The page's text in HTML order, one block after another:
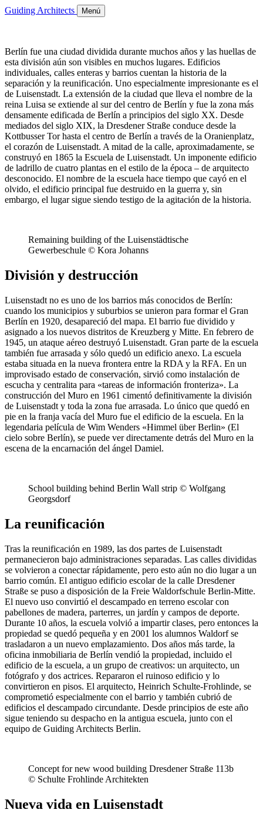
Guiding Architects Menú
Berlín fue una ciudad dividida durante muchos años y las huellas de
esta división aún son visibles en muchos lugares. Edificios
individuales, calles enteras y barrios cuentan la historia de la
separación y la reunificación. Uno especialmente impresionante es el
de Luisenstadt. La extensión de la ciudad que lleva el nombre de la
reina Luisa se extiende al sur del centro de Berlín y fue la zona más
densamente edificada de Berlín a principios del siglo XX. Desde
mediados del siglo XIX, la Dresdener Straße conduce desde la
Kottbusser Tor hasta el centro de Berlín a través de la Oranienplatz,
el corazón de Luisenstadt. A mitad de la calle, aproximadamente, se
construyó en 1865 la Escuela de Luisenstadt. Un imponente edificio
de ladrillo de cuatro plantas en el estilo de la época – de arquitecto
desconocido. El nombre de la escuela hace tiempo que cayó en el
olvido, el edificio principal fue destruido en la guerra y, sin
embargo, el lugar sigue siendo testigo de la agitación de la historia.
Remaining building of the Luisenstädtische
Gewerbeschule © Kora Johanns
División y destrucción
Luisenstadt no es uno de los barrios más conocidos de Berlín:
cuando los municipios y suburbios se unieron para formar el Gran
Berlín en 1920, desapareció del mapa. El barrio fue dividido y
asignado a los nuevos distritos de Kreuzberg y Mitte. En febrero de
1945, un ataque aéreo destruyó Luisenstadt. Gran parte de la escuela
también fue arrasada y sólo quedó un edificio anexo. La escuela
estaba situada en la nueva frontera entre la RDA y la RFA. En un
improvisado estado de conservación, sirvió como instalación de
escucha y centralita para «tareas de información fronteriza». La
construcción del Muro en 1961 cimentó definitivamente la división
de Luisenstadt y toda la zona fue arrasada. Lo único que quedó en
pie en la franja vacía del Muro fue el edificio de la escuela. En la
legendaria película de Wim Wenders «Himmel über Berlin» (El
cielo sobre Berlín), se puede ver directamente detrás del Muro en la
escena de la encarnación del ángel Damiel.
School building behind Berlin Wall strip © Wolfgang
Georgsdorf
La reunificación
Tras la reunificación en 1989, las dos partes de Luisenstadt
permanecieron bajo administraciones separadas. Las calles divididas
se volvieron a conectar rápidamente, pero esto aún no dio lugar a un
barrio común. El antiguo edificio escolar de la calle Dresdener
Straße se puso a disposición de la Freie Waldorfschule Berlin-Mitte.
El nuevo uso convirtió el descampado en terreno escolar con
pabellones de madera, parterres, un jardín y campos de deporte.
Durante 10 años, la escuela volvió a impartir clases, pero entonces la
propiedad se quedó pequeña y en 2001 los alumnos Waldorf se
trasladaron a un nuevo emplazamiento. Dos años más tarde, la
oficina inmobiliaria de Berlín vendió la propiedad, incluido el
edificio de la escuela, a un grupo de creativos: un arquitecto, un
fotógrafo y dos actrices. Repararon el ruinoso edificio y lo
convirtieron en pisos. El arquitecto, Heinrich Schulte-Frohlinde, se
comprometió especialmente con el barrio y también cubrió de
edificios el descampado circundante. Desde principios de este año
sigue teniendo su despacho en la antigua escuela, junto con el
equipo de Guiding Architects Berlin.
Concept for new wood building Dresdener Straße 113b
© Schulte Frohlinde Architekten
Nueva vida en Luisenstadt